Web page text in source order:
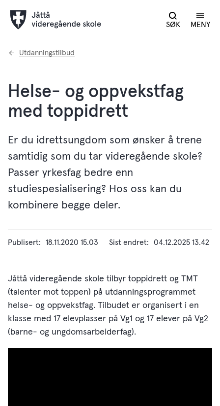
SØK MENY
Du
Utdanningstilbud
Helse- og oppvekstfag
med toppidrett
Er du idrettsungdom som ønsker å trene
samtidig som du tar videregående skole?
Passer yrkesfag bedre enn
studiespesialisering? Hos oss kan du
kombinere begge deler.
Publisert 18.11.2020 15.03 Sist endret 04.12.2025 13.42
Jåttå videregående skole tilbyr toppidrett og TMT
(talenter mot toppen) på utdanningsprogrammet
helse- og oppvekstfag. Tilbudet er organisert i en
klasse med 17 elevplasser på Vg1 og 17 elever på Vg2
(barne- og ungdomsarbeiderfag).